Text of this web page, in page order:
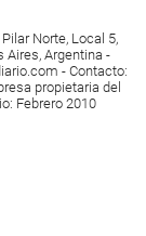
Norte, Local 5,
Aires, Argentina -
- Contacto:
propietaria del
Febrero 2010